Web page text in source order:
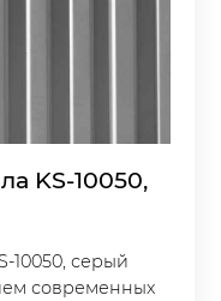
KS-10050,
10050, серый
современных